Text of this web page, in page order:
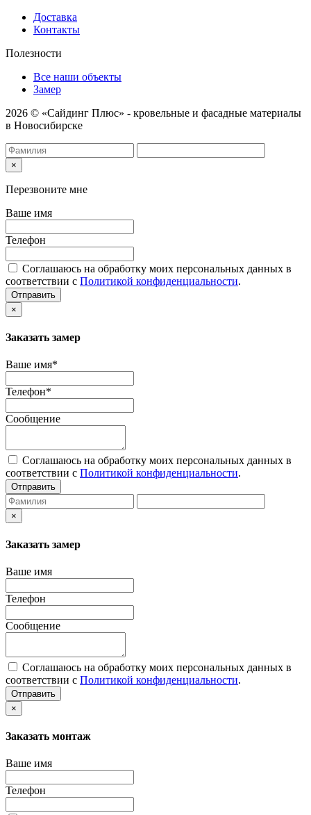
Доставка
Контакты
Полезности
Все наши объекты
Замер
2026 © «Сайдинг Плюс» - кровельные и фасадные материалы
в Новосибирске
×
Перезвоните мне
Ваше имя
Телефон
Соглашаюсь на обработку моих персональных данных в
соответствии с Политикой конфиденциальности.
Отправить
×
Заказать замер
Ваше имя*
Телефон*
Сообщение
Соглашаюсь на обработку моих персональных данных в
соответствии с Политикой конфиденциальности.
Отправить
×
Заказать замер
Ваше имя
Телефон
Сообщение
Соглашаюсь на обработку моих персональных данных в
соответствии с Политикой конфиденциальности.
Отправить
×
Заказать монтаж
Ваше имя
Телефон